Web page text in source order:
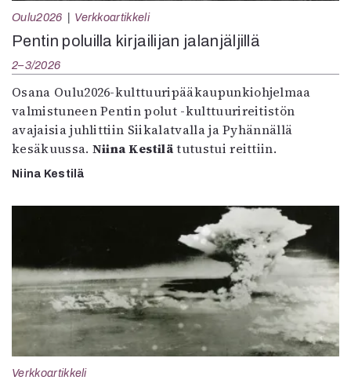
Oulu2026 Verkkoartikkeli
Pentin poluilla kirjailijan jalanjäljillä
2–3/2026
Osana Oulu2026-kulttuuripääkaupunkiohjelmaa
valmistuneen Pentin polut -kulttuurireitistön
avajaisia juhlittiin Siikalatvalla ja Pyhännällä
kesäkuussa. Niina Kestilätutustui reittiin.
Niina Kestilä
Verkkoartikkeli